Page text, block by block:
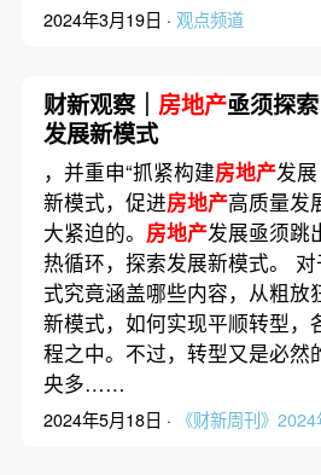
2024年3月19日 · 观点频道
财新观察｜ 房地产亟须探索
发展新模式
，并重申“抓紧构建房地产发展
新模式，促进房地产高质量发
大紧迫的。 房地产发展亟须跳
热循环，探索发展新模式。 对
式究竟涵盖哪些内容，从粗放
新模式，如何实现平顺转型，
程之中。不过，转型又是必然
央多……
2024年5月18日 · 《财新周刊》